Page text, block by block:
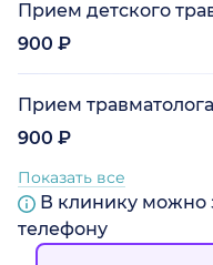
Прием детского
900 ₽
Прием травматолога
900 ₽
Показать все
В клинику можно
телефону